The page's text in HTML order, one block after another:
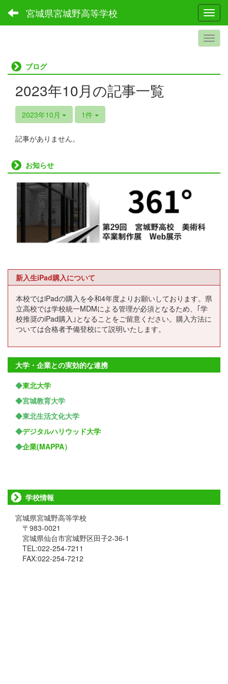
宮城県宮城野高等学校
ブログ
2023年10月の記事一覧
2023年10月 1件
記事がありません。
お知らせ
新入生iPad購入について
本校ではiPadの購入を令和4年度よりお願いしております。県
立高校では学校統一MDMによる管理が必須となるため、｢学
校推奨のiPad購入｣となることをご留意ください。購入方法に
ついては合格者予備登校にて説明いたします。
大学・企業との実効的な連携
◆東北大学
◆宮城教育大学
◆東北生活文化大学
◆デジタルハリウッド大学
◆企業(MAPPA）
学校情報
宮城県宮城野高等学校
〒983-0021
宮城県仙台市宮城野区田子2-36-1
TEL:022-254-7211
FAX:022-254-7212